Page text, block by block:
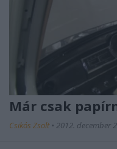
Már csak
Csikós Zsolt • 2012. december